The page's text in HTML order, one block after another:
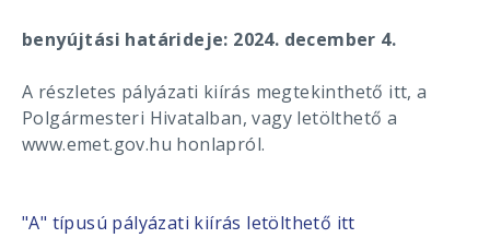
benyújtási határideje: 2024. december 4.
A részletes pályázati kiírás megtekinthető itt, a
Polgármesteri Hivatalban, vagy letölthető a
www.emet.gov.hu honlapról.
"A" típusú pályázati kiírás letölthető itt